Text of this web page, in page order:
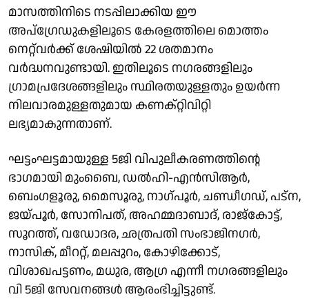
മാസത്തിനിടെ നടപ്പിലാക്കിയ ഈ
അപ്ഗ്രേഡുകളിലൂടെ കേരളത്തിലെ മൊത്തം
നെറ്റ്‌വർക്ക് ശേഷിയില്‍ 22 ശതമാനം
വര്‍ദ്ധനവുണ്ടായി. ഇതിലൂടെ നഗരങ്ങളിലും
ഗ്രാമപ്രദേശങ്ങളിലും സ്ഥിരതയുള്ളതും ഉയര്‍ന്ന
നിലവാരമുള്ളതുമായ കണക്റ്റിവിറ്റി
ലഭ്യമാകുന്നതാണ്.
ഘട്ടംഘട്ടമായുള്ള 5ജി വിപുലീകരണത്തിന്റെ
ഭാഗമായി മുംബൈ, ഡല്‍ഹി-എന്‍സിആര്‍,
ബെംഗളൂരു, മൈസൂരു, നാഗ്പൂര്‍, ചണ്ഡീഗഡ്, പട്ന,
ജയ്പൂര്‍, സോനിപത്, അഹമ്മദാബാദ്, രാജ്കോട്ട്,
സൂറത്ത്, വഡോദര, ഛത്രപതി സംഭാജിനഗര്‍,
നാസിക്, മീററ്റ്, മലപ്പുറം, കോഴിക്കോട്,
വിശാഖപട്ടണം, മധുര, ആഗ്ര എന്നീ നഗരങ്ങളിലും
വി 5ജി സേവനങ്ങള്‍ ആരംഭിച്ചിട്ടുണ്ട്.